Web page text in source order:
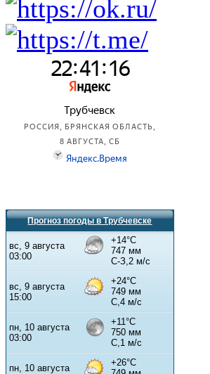
Прогноз погоды в Трубчевске